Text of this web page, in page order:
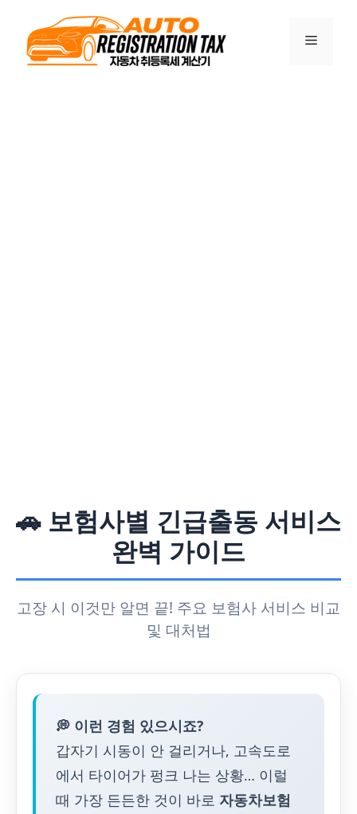
메
🚗 보험사별 긴급출동 서비스
완벽 가이드
고장 시 이것만 알면 끝! 주요 보험사 서비스 비교
및 대처법
💭 이런 경험 있으시죠?
갑자기 시동이 안 걸리거나, 고속도로
에서 타이어가 펑크 나는 상황… 이럴
때 가장 든든한 것이 바로 자동차보험